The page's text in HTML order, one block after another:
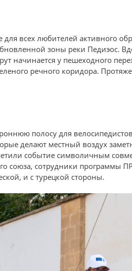
всех любителей активного
зоны реки Педиэос.
начинается у пешеходного
речного коридора.
полосу для
делают местный воздух
событие символичным
союза, сотрудники программы
и с турецкой стороны.